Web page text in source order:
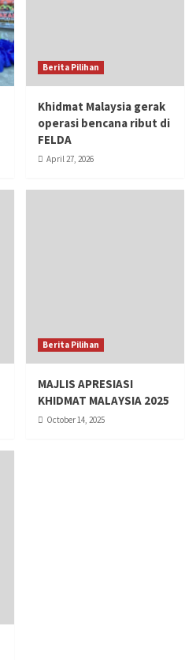
Berita Pilihan
Khidmat Malaysia gerak
operasi bencana ribut di
FELDA
April 27, 2026
Berita Pilihan
MAJLIS APRESIASI
KHIDMAT MALAYSIA 2025
October 14, 2025